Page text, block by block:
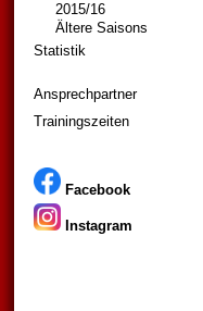
2015/16
Ältere Saisons
Statistik
Ansprechpartner
Trainingszeiten
Facebook
Instagram